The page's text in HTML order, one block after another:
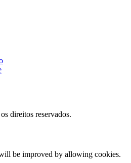
direitos reservados.
be improved by allowing cookies.